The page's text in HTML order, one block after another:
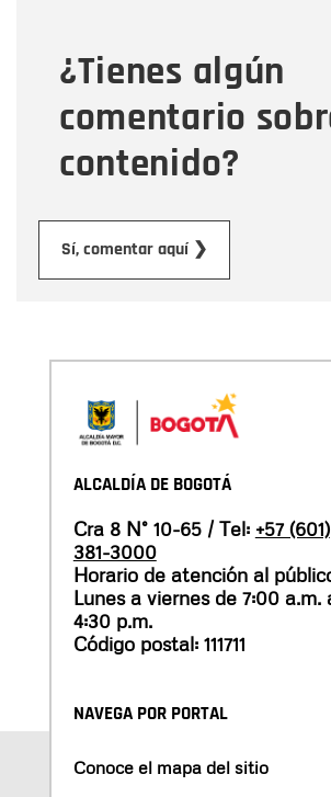
¿Tienes algún
comentario
contenido?
Sí, comentar aquí ❯
Mensaje
ALCALDÍA DE BOGOTÁ
Cra 8 N° 10-65 / Tel: +57 (601)
381-3000
Horario de atención al
Lunes a viernes de 7:00 a.m.
4:30 p.m.
Código postal: 111711
NAVEGA POR PORTAL
Conoce el mapa del sitio